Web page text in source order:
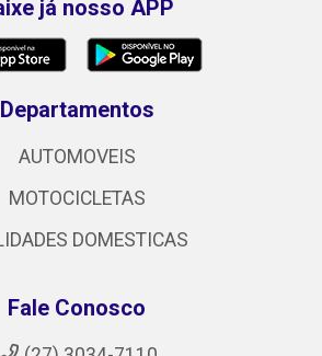
já nosso APP
Departamentos
AUTOMOVEIS
MOTOCICLETAS
DOMESTICAS
Fale Conosco